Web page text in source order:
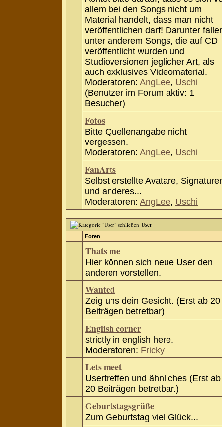
allem bei den Songs nicht um
Material handelt, dass man nicht
veröffentlichen darf! Darunter
unter anderem Songs, die auf CD
veröffentlicht wurden und
Studioversionen jeglicher Art, als
auch exklusives Videomaterial.
Moderatoren: AngLee, Uschi
(Benutzer im Forum aktiv: 1
Besucher)
Fotos
Bitte Quellenangabe nicht
vergessen.
Moderatoren: AngLee, Uschi
FanArts
Selbst erstellte Avatare,
und anderes...
Moderatoren: AngLee, Uschi
User
Foren
Thats me
Hier können sich neue User den
anderen vorstellen.
Wanted
Zeig uns dein Gesicht. (Erst ab 20
Beiträgen betretbar)
English corner
strictly in english here.
Moderatoren: Fricky
Lets meet
Usertreffen und ähnliches (Erst ab
20 Beiträgen betretbar.)
Geburtstagsgrüße
Zum Geburtstag viel Glück...